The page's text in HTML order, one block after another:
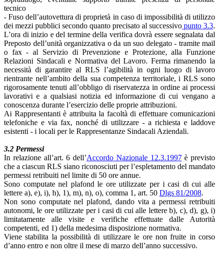
tecnico
- Fuso dell’autovettura di proprietà in caso di impossibilità di utilizzo
dei mezzi pubblici secondo quanto precisato al successivo punto 3.3.
L’ora di inizio e del termine della verifica dovrà essere segnalata dal
Preposto dell’unità organizzativa o da un suo delegato - tramite mail
o fax - al Servizio di Prevenzione e Protezione, alla Funzione
Relazioni Sindacali e Normativa del Lavoro. Ferma rimanendo la
necessità di garantire al RLS l’agibilità in ogni luogo di lavoro
rientrante nell’ambito della sua competenza territoriale, i RLS sono
rigorosamente tenuti all’obbligo di riservatezza in ordine ai processi
lavorativi e a qualsiasi notizia ed informazione di cui vengano a
conoscenza durante l’esercizio delle proprie attribuzioni.
Ai Rappresentanti è attribuita la facoltà di effettuare comunicazioni
telefoniche e via fax, nonché di utilizzare - a richiesta e laddove
esistenti - i locali per le Rappresentanze Sindacali Aziendali.
3.2 Permessi
In relazione all’art. 6 dell’Accordo Nazionale 12.3.1997è previsto
che a ciascun RLS siano riconosciuti per l’espletamento del mandato
permessi retribuiti nel limite di 50 ore annue.
Sono computate nel plafond le ore utilizzate per i casi di cui alle
lettere a), e), i), h), 1), m), n), o), comma 1, art. 50 Dlgs 81/2008.
Non sono computate nel plafond, dando vita a permessi retribuiti
autonomi, le ore utilizzate per i casi di cui alle lettere b), c), d), g), i)
limitatamente alle visite e verifiche effettuate dalle Autorità
competenti, ed 1) della medesima disposizione normativa.
Viene stabilita la possibilità di utilizzare le ore non fruite in corso
d’anno entro e non oltre il mese di marzo dell’anno successivo.